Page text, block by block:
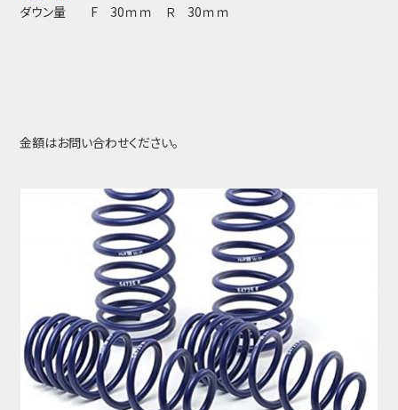
ダウン量 F 30ｍｍ Ｒ 30ｍｍ
金額はお問い合わせください。